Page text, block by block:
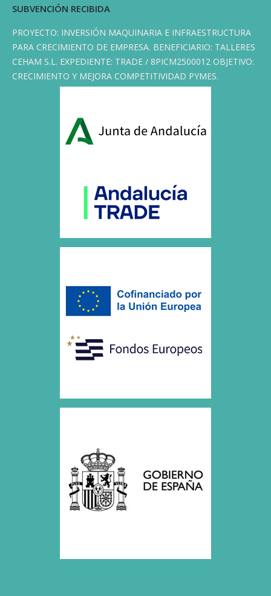
SUBVENCIÓN RECIBIDA
PROYECTO: INVERSIÓN MAQUINARIA E INFRAESTRUCTURA
PARA CRECIMIENTO DE EMPRESA. BENEFICIARIO: TALLERES
CEHAM S.L. EXPEDIENTE: TRADE / 8PICM2500012 OBJETIVO:
CRECIMIENTO Y MEJORA COMPETITIVIDAD PYMES.